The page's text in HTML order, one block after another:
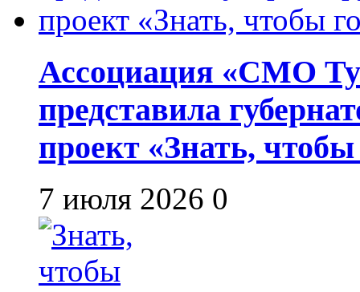
Ассоциация «СМО
представила
проект «Знать,
7 июля 2026 0